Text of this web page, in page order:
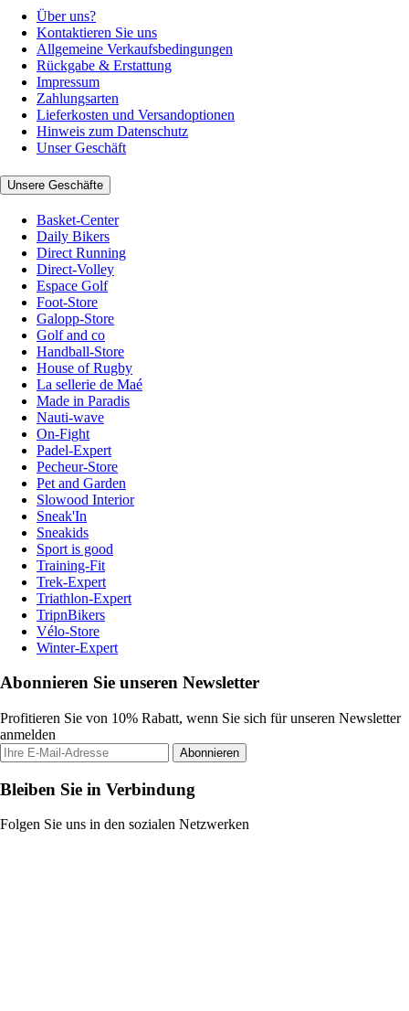
Über uns?
Kontaktieren Sie uns
Allgemeine Verkaufsbedingungen
Rückgabe & Erstattung
Impressum
Zahlungsarten
Lieferkosten und Versandoptionen
Hinweis zum Datenschutz
Unser Geschäft
Unsere Geschäfte
Basket-Center
Daily Bikers
Direct Running
Direct-Volley
Espace Golf
Foot-Store
Galopp-Store
Golf and co
Handball-Store
House of Rugby
La sellerie de Maé
Made in Paradis
Nauti-wave
On-Fight
Padel-Expert
Pecheur-Store
Pet and Garden
Slowood Interior
Sneak'In
Sneakids
Sport is good
Training-Fit
Trek-Expert
Triathlon-Expert
TripnBikers
Vélo-Store
Winter-Expert
Abonnieren Sie unseren Newsletter
Profitieren Sie von 10% Rabatt, wenn Sie sich für unseren Newsletter
anmelden
Abonnieren
Bleiben Sie in Verbindung
Folgen Sie uns in den sozialen Netzwerken